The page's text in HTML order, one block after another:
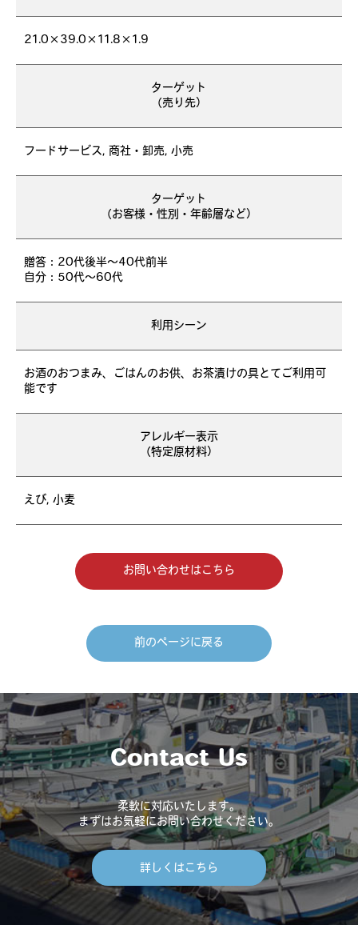
21.0×39.0×11.8×1.9
ターゲット
（売り先）
フードサービス, 商社・卸売, 小売
ターゲット
（お客様・性別・年齢層など）
贈答：20代後半～40代前半
自分：50代～60代
利用シーン
お酒のおつまみ、ごはんのお供、お茶漬けの具とてご利用可
能です
アレルギー表示
（特定原材料）
えび, 小麦
お問い合わせはこちら
前のページに戻る
Contact Us
柔軟に対応いたします。
まずはお気軽にお問い合わせください。
詳しくはこちら